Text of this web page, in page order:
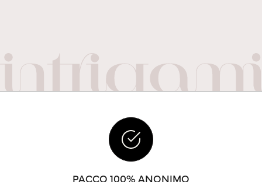
PACCO 100% ANONIMO